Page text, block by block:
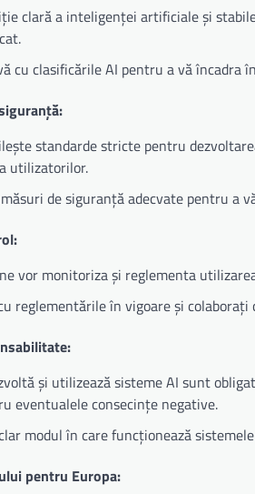
clară a inteligenței artificiale și
cu clasificările AI pentru a vă încadra
standarde stricte pentru
utilizatorilor.
de siguranță adecvate pentru a
vor monitoriza și reglementa
reglementările în vigoare și
și utilizează sisteme AI sunt
eventualele consecințe negative.
modul în care funcționează
pentru Europa: